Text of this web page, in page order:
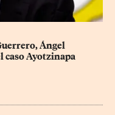
Ángel
caso Ayotzinapa